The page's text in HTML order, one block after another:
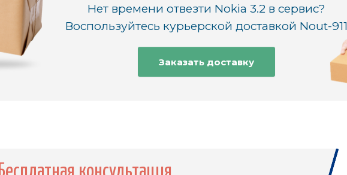
Нет времени отвезти Nokia 3.2 в сервис?
Воспользуйтесь курьерской доставкой Nout-911
Заказать доставку